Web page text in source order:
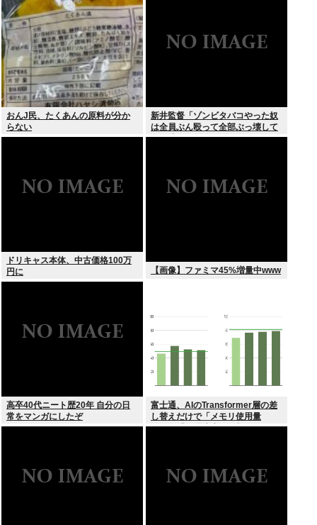
おんJ民、たくあんの原料が分か
らない
新井監督「ゾンビタバコやった奴
は全員ぶん殴って全部ぶっ壊して
から辞めたい」
ドリキャス本体、中古価格100万
円に
【画像】ファミマ45%増量中www
高卒40代ニート歴20年 自分の日
常をマンガにしたぞ
富士通、AIのTransformer層の差
し替えだけで「メモリ使用量
1/10」「処理速度475倍」になる